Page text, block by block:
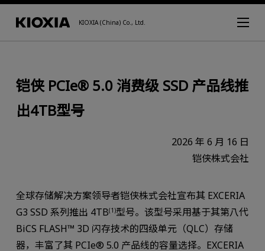
KIOXIA (China) Co., Ltd.
铠侠 PCIe® 5.0 消费级 SSD 产品线推
出4TB型号
2026 年 6 月 16 日
铠侠株式会社
全球存储解决方案领导者铠侠株式会社宣布其 EXCERIA
G3 SSD 系列推出 4TB(1)型号。该型号采用基于其第八代
BiCS FLASH™ 3D 闪存技术的四级单元（QLC）存储
器，丰富了其 PCIe® 5.0 产品线的容量选择。EXCERIA